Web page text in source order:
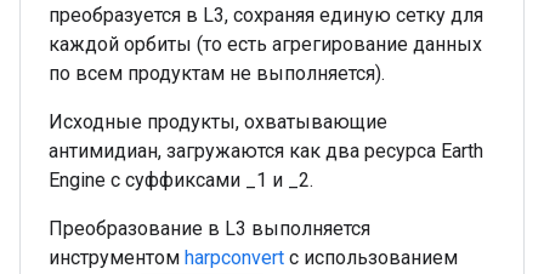
преобразуется в L3, сохраняя единую сетку для
каждой орбиты (то есть агрегирование данных
по всем продуктам не выполняется).
Исходные продукты, охватывающие
антимидиан, загружаются как два ресурса Earth
Engine с суффиксами _1 и _2.
Преобразование в L3 выполняется
инструментом harpconvert с использованием